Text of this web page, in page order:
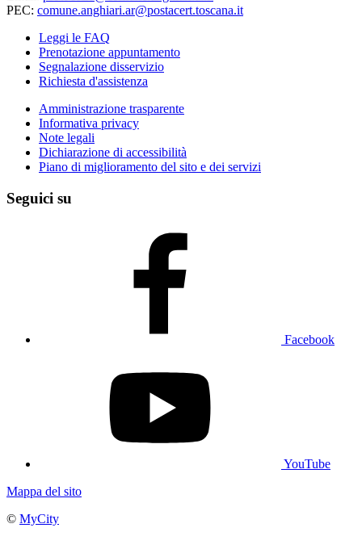
PEC: comune.anghiari.ar@postacert.toscana.it
Leggi le FAQ
Prenotazione appuntamento
Segnalazione disservizio
Richiesta d'assistenza
Amministrazione trasparente
Informativa privacy
Note legali
Dichiarazione di accessibilità
Piano di miglioramento del sito e dei servizi
Seguici su
Facebook
YouTube
Mappa del sito
© MyCity